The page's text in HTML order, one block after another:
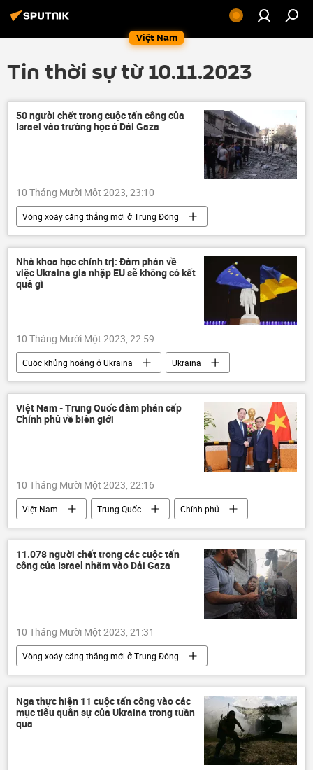
Việt Nam
Tin thời sự từ 10.11.2023
50 người chết trong cuộc tấn công của
Israel vào trường học ở Dải Gaza
10 Tháng Mười Một 2023, 23:10
Vòng xoáy căng thẳng mới ở Trung Đông
Israel
Gaza
tấn công
Palestine
trường học
cái chết
bị thương
Thế giới
bệnh viện
Nhà khoa học chính trị: Đàm phán về
việc Ukraina gia nhập EU sẽ không có kết
quả gì
10 Tháng Mười Một 2023, 22:59
Cuộc khủng hoảng ở Ukraina
Ukraina
Quan điểm-Ý kiến
Chính trị
EU
Liên minh châu Âu
Châu Âu
Thế giới
Việt Nam - Trung Quốc đàm phán cấp
Chính phủ về biên giới
10 Tháng Mười Một 2023, 22:16
Việt Nam Trung Quốc
Chính phủ
biên giới
Bộ Ngoại giao Việt Nam
Pháp luật
thương mại
quan hệ
quan hệ song phương
11.078 người chết trong các cuộc tấn
công của Israel nhằm vào Dải Gaza
10 Tháng Mười Một 2023, 21:31
Vòng xoáy căng thẳng mới ở Trung Đông
Israel
Palestine
xung đột quân sự
Thế giới
tấn công
cái chết
lực lượng vũ trang
Gaza
Nga thực hiện 11 cuộc tấn công vào các
mục tiêu quân sự của Ukraina trong tuần
qua